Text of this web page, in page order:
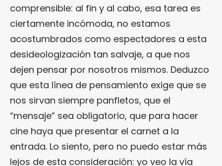
comprensible: al fin y al cabo, esa tarea es
ciertamente incómoda, no estamos
acostumbrados como espectadores a esta
desideologización tan salvaje, a que nos
dejen pensar por nosotros mismos. Deduzco
que esta línea de pensamiento exige que se
nos sirvan siempre panfletos, que el
“mensaje” sea obligatorio, que para hacer
cine haya que presentar el carnet a la
entrada. Lo siento, pero no puedo estar más
lejos de esta consideración: yo veo la vía